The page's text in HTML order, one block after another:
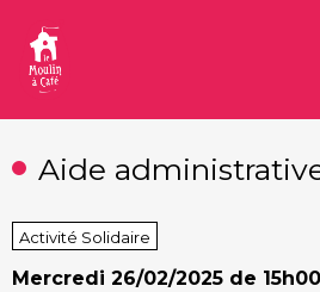
contenu
Aide
Activité Solidaire
Mercredi 26/02/2025 de